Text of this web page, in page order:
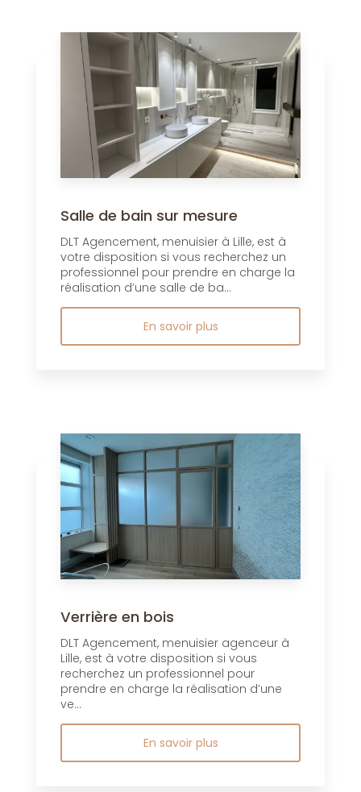
Salle de bain sur mesure
DLT Agencement, menuisier à Lille, est à
votre disposition si vous recherchez un
professionnel pour prendre en charge la
réalisation d’une salle de ba...
En savoir plus
Verrière en bois
DLT Agencement, menuisier agenceur à
Lille, est à votre disposition si vous
recherchez un professionnel pour
prendre en charge la réalisation d’une
ve...
En savoir plus